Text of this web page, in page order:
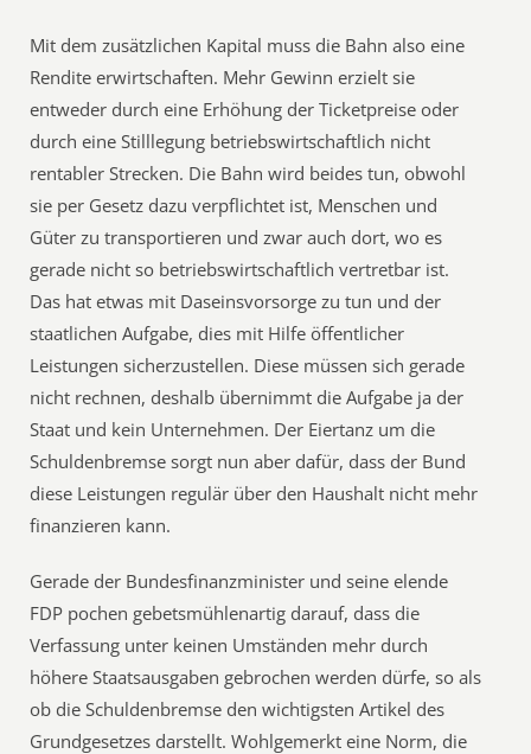
Mit dem zusätzlichen Kapital muss die Bahn also eine
Rendite erwirtschaften. Mehr Gewinn erzielt sie
entweder durch eine Erhöhung der Ticketpreise oder
durch eine Stilllegung betriebswirtschaftlich nicht
rentabler Strecken. Die Bahn wird beides tun, obwohl
sie per Gesetz dazu verpflichtet ist, Menschen und
Güter zu transportieren und zwar auch dort, wo es
gerade nicht so betriebswirtschaftlich vertretbar ist.
Das hat etwas mit Daseinsvorsorge zu tun und der
staatlichen Aufgabe, dies mit Hilfe öffentlicher
Leistungen sicherzustellen. Diese müssen sich gerade
nicht rechnen, deshalb übernimmt die Aufgabe ja der
Staat und kein Unternehmen. Der Eiertanz um die
Schuldenbremse sorgt nun aber dafür, dass der Bund
diese Leistungen regulär über den Haushalt nicht mehr
finanzieren kann.
Gerade der Bundesfinanzminister und seine elende
FDP pochen gebetsmühlenartig darauf, dass die
Verfassung unter keinen Umständen mehr durch
höhere Staatsausgaben gebrochen werden dürfe, so als
ob die Schuldenbremse den wichtigsten Artikel des
Grundgesetzes darstellt. Wohlgemerkt eine Norm, die